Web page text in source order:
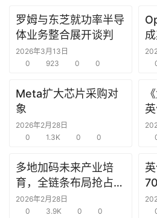
报
告
之
窗
机
链
合
圈
罗姆与东芝就功率半导
体业务整合展开谈判
2026年3月13日
0
923 0 0
Meta扩大芯片采购对
象
2026年2月28日
0
1.3K 0 0
多地加码未来产业培
育，全链条布局抢占新
赛道先机
2026年2月28日
0
3.9K 0 0